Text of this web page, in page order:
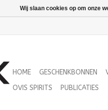
HOME GESCHENKBONNEN
OVIS SPIRITS
PUBLICATIES
Wij slaan cookies op om onze